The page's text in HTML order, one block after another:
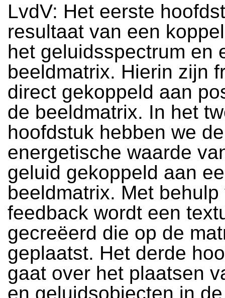
LvdV: Het eerste
resultaat van een
het geluidsspectrum en
beeldmatrix. Hierin zijn
direct gekoppeld aan
de beeldmatrix. In het
hoofdstuk hebben we de
energetische waarde
geluid gekoppeld aan
beeldmatrix. Met behulp
feedback wordt een
gecreëerd die op de
geplaatst. Het derde
gaat over het plaatsen
en geluidsobjecten in